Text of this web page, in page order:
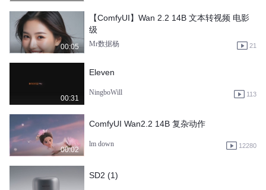
00:05
【ComfyUI】Wan 2.2 14B 文本转视频 电影
级
Mr数据杨 21
00:31
Eleven
NingboWill 113
00:02
ComfyUI Wan2.2 14B 复杂动作
lm down 12280
SD2 (1)